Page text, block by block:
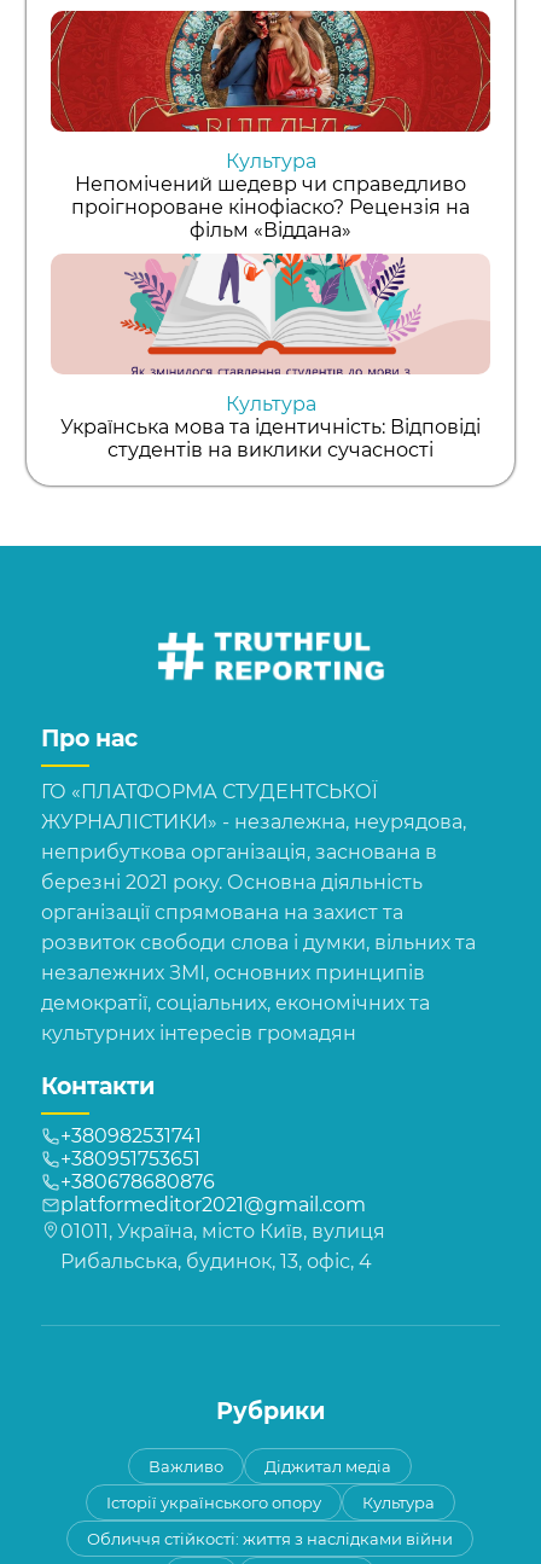
Культура
Непомічений шедевр чи справедливо
проігнороване кінофіаско? Рецензія на
фільм «Віддана»
Культура
Українська мова та ідентичність: Відповіді
студентів на виклики сучасності
Про нас
ГО «ПЛАТФОРМА СТУДЕНТСЬКОЇ
ЖУРНАЛІСТИКИ» - незалежна, неурядова,
неприбуткова організація, заснована в
березні 2021 року. Основна діяльність
організації спрямована на захист та
розвиток свободи слова і думки, вільних та
незалежних ЗМІ, основних принципів
демократії, соціальних, економічних та
культурних інтересів громадян
Контакти
+380982531741
+380951753651
+380678680876
platformeditor2021@gmail.com
01011, Україна, місто Київ, вулиця
Рибальська, будинок, 13, офіс, 4
Рубрики
Важливо
Діджитал медіа
Історії українського опору
Культура
Обличчя стійкості: життя з наслідками війни